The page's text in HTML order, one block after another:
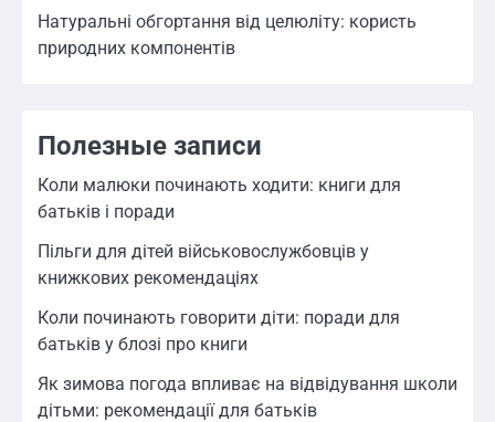
Натуральні обгортання від целюліту: користь
природних компонентів
Полезные записи
Коли малюки починають ходити: книги для
батьків і поради
Пільги для дітей військовослужбовців у
книжкових рекомендаціях
Коли починають говорити діти: поради для
батьків у блозі про книги
Як зимова погода впливає на відвідування школи
дітьми: рекомендації для батьків